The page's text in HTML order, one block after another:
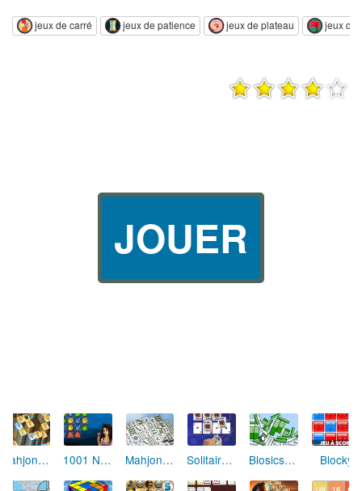
jeux de carré jeux de patience jeux de plateau jeux de
JOUER
Mahjong Alchimie 1001 Nuits Mahjong Solitaire Solitaire Crescent Blosics 2 (level pack) Blocky